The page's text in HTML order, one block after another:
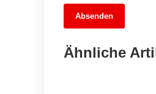
Absenden
Ähnliche
Wenn das
Albtraum wird: